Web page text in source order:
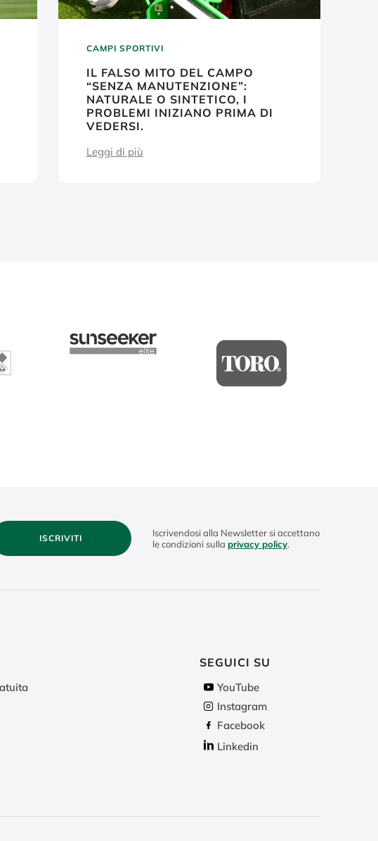
CAMPI SPORTIVI
IL FALSO MITO DEL CAMPO
“SENZA MANUTENZIONE”:
NATURALE O SINTETICO, I
PROBLEMI INIZIANO PRIMA DI
VEDERSI.
Leggi di più
ISCRIVITI
Iscrivendosi alla Newsletter si accettano
le condizioni sulla privacy policy.
SEGUICI SU
YouTube
Instagram
Facebook
Linkedin